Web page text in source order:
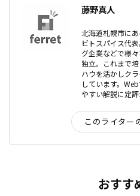
藤野真人
北海道札幌市に
ビトスパイス代
グ企業などで様
独立。これまで
ハウを活かしク
しています。
やすい解説に定評
このライター
おすす